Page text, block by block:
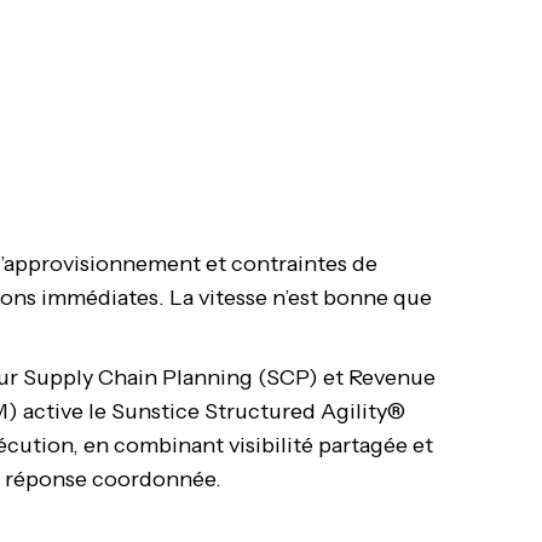
et contraintes de
immédiates. La vitesse n’est bonne que
Supply Chain Planning (SCP) et Revenue
active le Sunstice Structured Agility®
en combinant visibilité partagée et
coordonnée.